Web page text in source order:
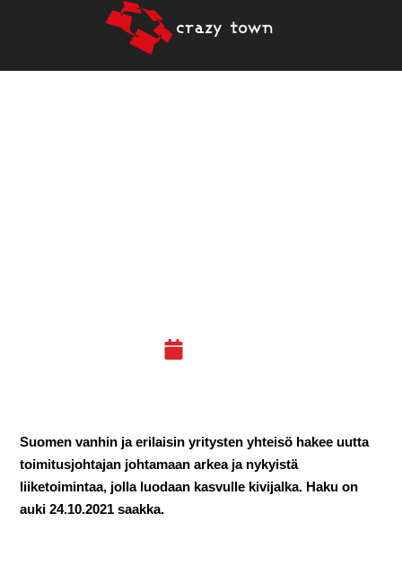
Suomen vanhin ja erilaisin yritysten yhteisö hakee uutta
toimitusjohtajan johtamaan arkea ja nykyistä
liiketoimintaa, jolla luodaan kasvulle kivijalka. Haku on
auki 24.10.2021 saakka.